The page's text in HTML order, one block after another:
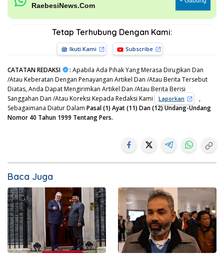
RaebesiNews.Com
Tetap Terhubung Dengan Kami:
Ikuti Kami Subscribe
CATATAN REDAKSI : Apabila Ada Pihak Yang Merasa Dirugikan Dan
/Atau Keberatan Dengan Penayangan Artikel Dan /Atau Berita Tersebut
Diatas, Anda Dapat Mengirimkan Artikel Dan /Atau Berita Berisi
Sanggahan Dan /Atau Koreksi Kepada Redaksi Kami
Laporkan
,
Sebagaimana Diatur Dalam Pasal (1) Ayat (11) Dan (12) Undang-Undang
Nomor 40 Tahun 1999 Tentang Pers.
Baca Juga